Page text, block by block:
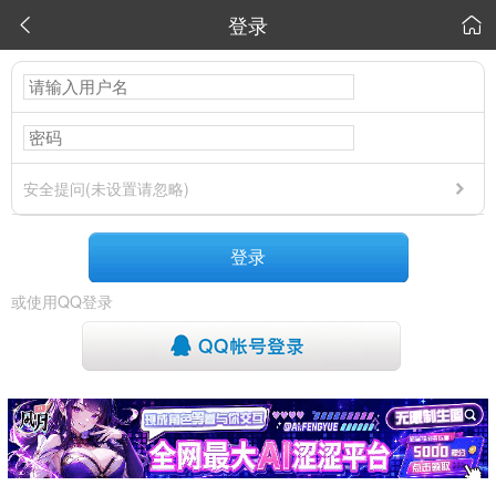
 登录 
安全提问(未设置请忽略)
登录
或使用QQ登录